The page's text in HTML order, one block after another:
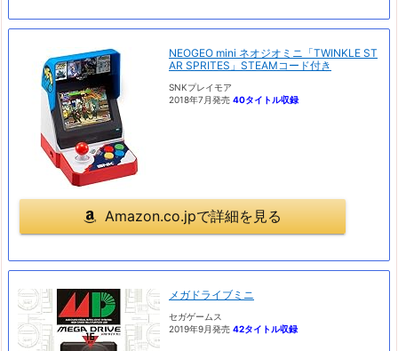
NEOGEO mini ネオジオミニ「TWINKLE ST
AR SPRITES」STEAMコード付き
SNKプレイモア
2018年7月発売 40タイトル収録
Amazon.co.jpで詳細を見る
メガドライブミニ
セガゲームス
2019年9月発売 42タイトル収録